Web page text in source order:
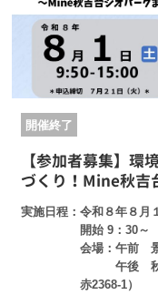
開催終了
【参加者募集】環
づくり！Mine秋吉
実施日程
令和８年８
開始 9：30～
会場：午前
午後 秋吉
赤2368-1）